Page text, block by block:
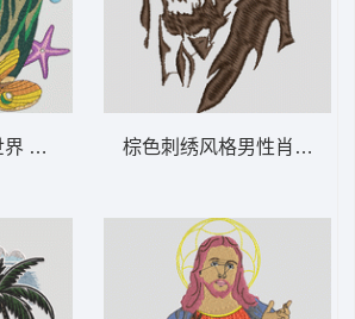
海马礁场景 – 水下-DST
棕色刺绣风格男性肖像 耶